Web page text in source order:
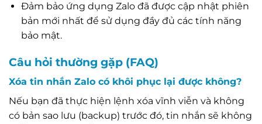
Đảm bảo ứng dụng Zalo đã được cập nhật phiên
bản mới nhất để sử dụng đầy đủ các tính năng
bảo mật.
Câu hỏi thường gặp (FAQ)
Xóa tin nhắn Zalo có khôi phục lại được không?
Nếu bạn đã thực hiện lệnh xóa vĩnh viễn và không
có bản sao lưu (backup) trước đó, tin nhắn sẽ không